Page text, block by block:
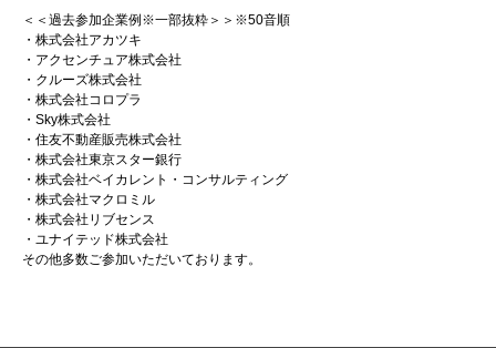
＜＜過去参加企業例※一部抜粋＞＞※50音順
・株式会社アカツキ
・アクセンチュア株式会社
・クルーズ株式会社
・株式会社コロプラ
・Sky株式会社
・住友不動産販売株式会社
・株式会社東京スター銀行
・株式会社ベイカレント・コンサルティング
・株式会社マクロミル
・株式会社リブセンス
・ユナイテッド株式会社
その他多数ご参加いただいております。